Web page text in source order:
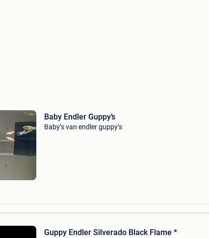
Baby Endler Guppy’s
Baby’s van endler guppy’s
Guppy Endler Silverado Black Flame *